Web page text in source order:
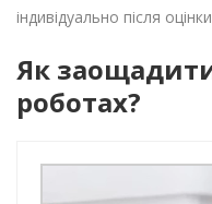
індивідуально після
Як
роботах?